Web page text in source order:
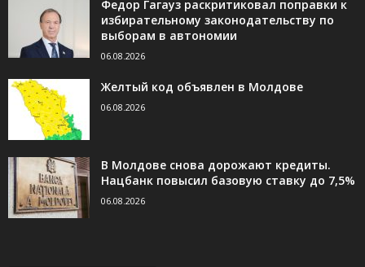
Федор Гагауз раскритиковал поправки к
избирательному законодательству по
выборам в автономии
06.08.2026
Желтый код объявлен в Молдове
06.08.2026
В Молдове снова дорожают кредиты.
Нацбанк повысил базовую ставку до 7,5%
06.08.2026